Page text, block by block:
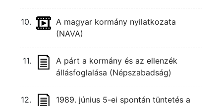
10.
A magyar kormány nyilatkozata
(NAVA)
11.
A párt a kormány és az ellenzék
állásfoglalása (Népszabadság)
12.
1989. június 5-ei spontán tüntetés a